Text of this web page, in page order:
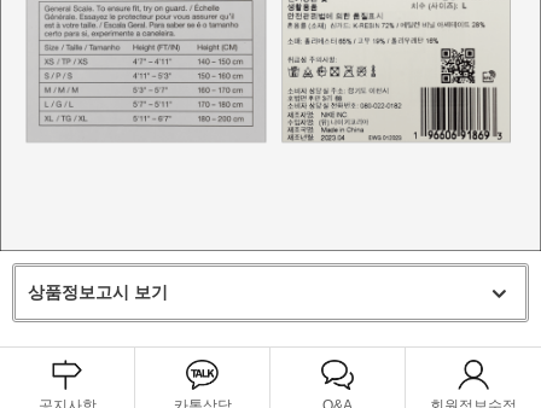
상품정보고시 보기